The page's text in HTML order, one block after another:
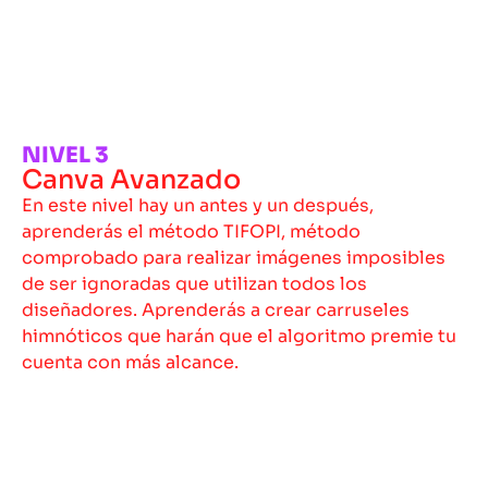
NIVEL 3
Canva Avanzado
En este nivel hay un antes y un después,
aprenderás el método TIFOPI, método
comprobado para realizar imágenes imposibles
de ser ignoradas que utilizan todos los
diseñadores. Aprenderás a crear carruseles
himnóticos que harán que el algoritmo premie tu
cuenta con más alcance. ​